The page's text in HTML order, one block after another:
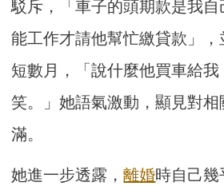
駁斥，「車子的頭期款是我
能工作才請他幫忙繳貸款」
短數月，「說什麼他買車給
笑。」她語氣激動，顯見對相
滿。
她進一步透露，離婚時自己幾